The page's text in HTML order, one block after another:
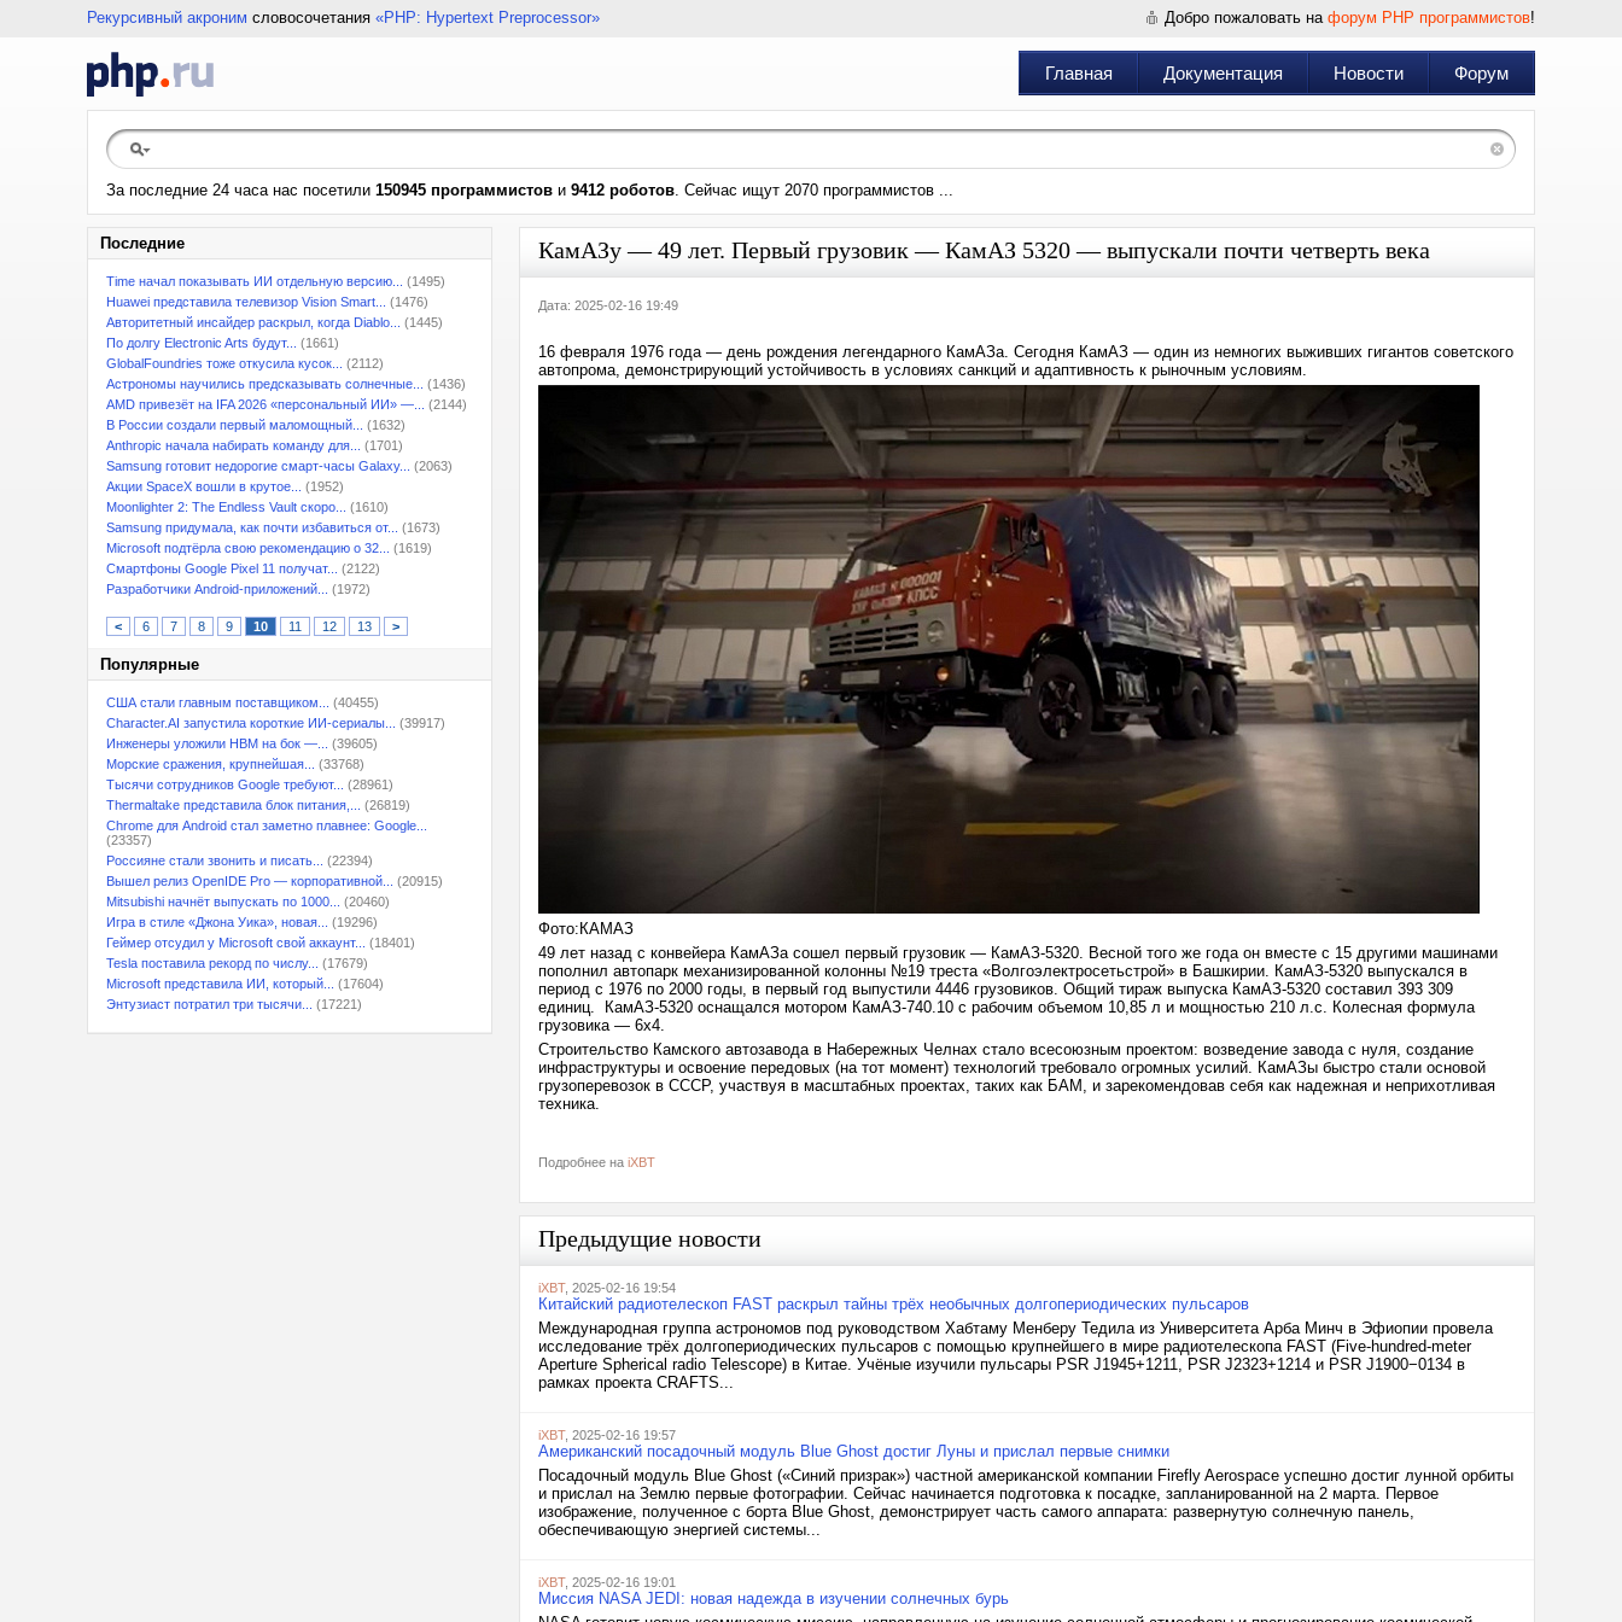
Рекурсивный акроним словосочетания «PHP: Hypertext Preprocessor» Добро пожаловать на форум PHP программистов!
Главная Документация Новости Форум
За последние 24 часа нас посетили 150945 программистов и 9412 роботов. Сейчас ищут 2070 программистов ...
Последние
Time начал показывать ИИ отдельную версию...
(1495)
Huawei представила телевизор Vision Smart...
(1476)
Авторитетный инсайдер раскрыл, когда Diablo...
(1445)
По долгу Electronic Arts будут...
(1661)
GlobalFoundries тоже откусила кусок...
(2112)
Астрономы научились предсказывать солнечные...
(1436)
AMD привезёт на IFA 2026 «персональный ИИ» —...
(2144)
В России создали первый маломощный...
(1632)
Anthropic начала набирать команду для...
(1701)
Samsung готовит недорогие смарт-часы Galaxy...
(2063)
Акции SpaceX вошли в крутое...
(1952)
Moonlighter 2: The Endless Vault скоро...
(1610)
Samsung придумала, как почти избавиться от...
(1673)
Microsoft подтёрла свою рекомендацию о 32...
(1619)
Смартфоны Google Pixel 11 получат...
(2122)
Разработчики Android-приложений...
(1972)
< 6 7 8 9 10 11 12 13 >
Популярные
США стали главным поставщиком...
(40455)
Character.AI запустила короткие ИИ-сериалы...
(39917)
Инженеры уложили HBM на бок —...
(39605)
Морские сражения, крупнейшая...
(33768)
Тысячи сотрудников Google требуют...
(28961)
Thermaltake представила блок питания,...
(26819)
Chrome для Android стал заметно плавнее: Google...
(23357)
Россияне стали звонить и писать...
(22394)
Вышел релиз OpenIDE Pro — корпоративной...
(20915)
Mitsubishi начнёт выпускать по 1000...
(20460)
Игра в стиле «Джона Уика», новая...
(19296)
Геймер отсудил у Microsoft свой аккаунт...
(18401)
Tesla поставила рекорд по числу...
(17679)
Microsoft представила ИИ, который...
(17604)
Энтузиаст потратил три тысячи...
(17221)
КамАЗу — 49 лет. Первый грузовик — КамАЗ 5320 — выпускали почти четверть века
Дата: 2025-02-16 19:49
16 февраля 1976 года — день рождения легендарного КамАЗа. Сегодня КамАЗ — один из немногих выживших гигантов советского
автопрома, демонстрирующий устойчивость в условиях санкций и адаптивность к рыночным условиям.
Фото:КАМАЗ
49 лет назад с конвейера КамАЗа сошел первый грузовик — КамАЗ-5320. Весной того же года он вместе с 15 другими машинами
пополнил автопарк механизированной колонны №19 треста «Волгоэлектросетьстрой» в Башкирии. КамАЗ-5320 выпускался в
период с 1976 по 2000 годы, в первый год выпустили 4446 грузовиков. Общий тираж выпуска КамАЗ-5320 составил 393 309
единиц. КамАЗ-5320 оснащался мотором КамАЗ-740.10 с рабочим объемом 10,85 л и мощностью 210 л.с. Колесная формула
грузовика — 6х4.
Строительство Камского автозавода в Набережных Челнах стало всесоюзным проектом: возведение завода с нуля, создание
инфраструктуры и освоение передовых (на тот момент) технологий требовало огромных усилий. КамАЗы быстро стали основой
грузоперевозок в СССР, участвуя в масштабных проектах, таких как БАМ, и зарекомендовав себя как надежная и неприхотливая
техника.
Подробнее на iXBT
Предыдущие новости
iXBT, 2025-02-16 19:54
Китайский радиотелескоп FAST раскрыл тайны трёх необычных долгопериодических пульсаров
Международная группа астрономов под руководством Хабтаму Менберу Тедила из Университета Арба Минч в Эфиопии провела
исследование трёх долгопериодических пульсаров с помощью крупнейшего в мире радиотелескопа FAST (Five-hundred-meter
Aperture Spherical radio Telescope) в Китае. Учёные изучили пульсары PSR J1945+1211, PSR J2323+1214 и PSR J1900−0134 в
рамках проекта CRAFTS...
iXBT, 2025-02-16 19:57
Американский посадочный модуль Blue Ghost достиг Луны и прислал первые снимки
Посадочный модуль Blue Ghost («Синий призрак») частной американской компании Firefly Aerospace успешно достиг лунной орбиты
и прислал на Землю первые фотографии. Сейчас начинается подготовка к посадке, запланированной на 2 марта. Первое
изображение, полученное с борта Blue Ghost, демонстрирует часть самого аппарата: развернутую солнечную панель,
обеспечивающую энергией системы...
iXBT, 2025-02-16 19:01
Миссия NASA JEDI: новая надежда в изучении солнечных бурь